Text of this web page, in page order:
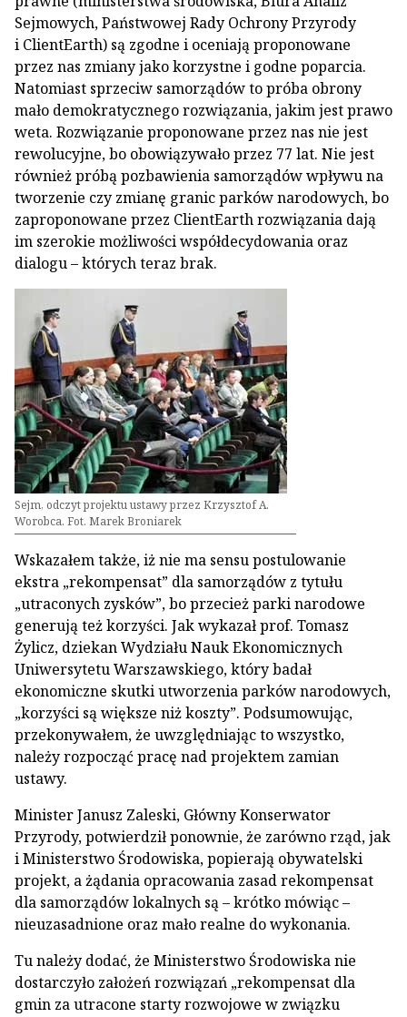
Sejmowych, Państwowej Rady Ochrony Przyrody
i ClientEarth) są zgodne i oceniają proponowane
przez nas zmiany jako korzystne i godne poparcia.
Natomiast sprzeciw samorządów to próba obrony
mało demokratycznego rozwiązania, jakim jest prawo
weta. Rozwiązanie proponowane przez nas nie jest
rewolucyjne, bo obowiązywało przez 77 lat. Nie jest
również próbą pozbawienia samorządów wpływu na
tworzenie czy zmianę granic parków narodowych, bo
zaproponowane przez ClientEarth rozwiązania dają
im szerokie możliwości współdecydowania oraz
dialogu – których teraz brak.
Sejm, odczyt projektu ustawy przez Krzysztof A.
Worobca. Fot. Marek Broniarek
Wskazałem także, iż nie ma sensu postulowanie
ekstra „rekompensat” dla samorządów z tytułu
„utraconych zysków”, bo przecież parki narodowe
generują też korzyści. Jak wykazał prof. Tomasz
Żylicz, dziekan Wydziału Nauk Ekonomicznych
Uniwersytetu Warszawskiego, który badał
ekonomiczne skutki utworzenia parków narodowych,
„korzyści są większe niż koszty”. Podsumowując,
przekonywałem, że uwzględniając to wszystko,
należy rozpocząć pracę nad projektem zamian
ustawy.
Minister Janusz Zaleski, Główny Konserwator
Przyrody, potwierdził ponownie, że zarówno rząd, jak
i Ministerstwo Środowiska, popierają obywatelski
projekt, a żądania opracowania zasad rekompensat
dla samorządów lokalnych są – krótko mówiąc –
nieuzasadnione oraz mało realne do wykonania.
Tu należy dodać, że Ministerstwo Środowiska nie
dostarczyło założeń rozwiązań „rekompensat dla
gmin za utracone starty rozwojowe w związku